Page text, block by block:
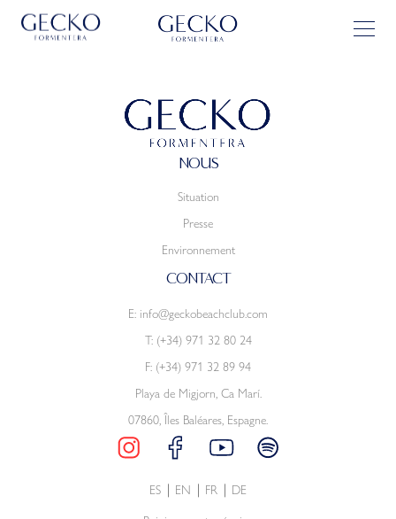
NOUS
Situation
Presse
Environnement
CONTACT
E: info@geckobeachclub.com
T: (+34) 971 32 80 24
F: (+34) 971 32 89 94
Playa de Migjorn, Ca Marí.
07860, Îles Baléares, Espagne.
ES EN FR
DE